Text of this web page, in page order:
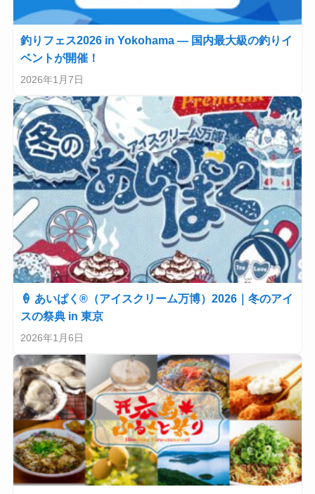
釣りフェス2026 in Yokohama — 国内最大級の釣りイ
ベントが開催！
2026年1月7日
🍦 あいぱく®（アイスクリーム万博）2026｜冬のアイ
スの祭典 in 東京
2026年1月6日